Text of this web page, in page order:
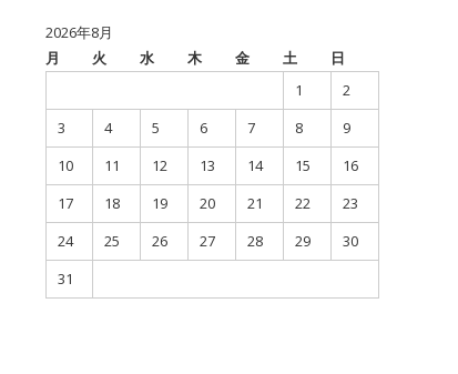
2026年8月
月
火 水 木 金 土
日
1
2
3
4 5 6 7 8
9
10
11 12 13 14 15
16
17
18 19 20 21 22
23
24
25 26 27 28 29
30
31